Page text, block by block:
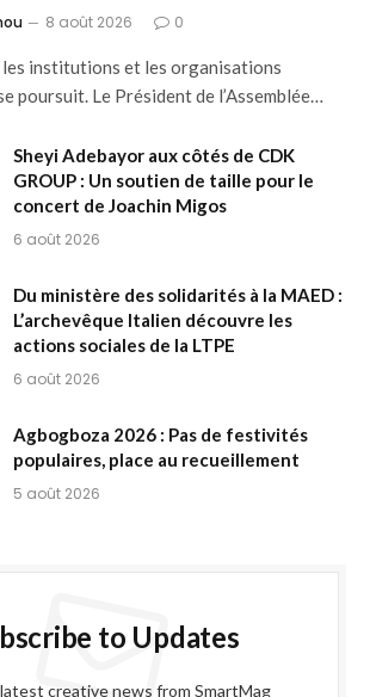
8 août 2026 0
institutions et les organisations
poursuit. Le Président de l’Assemblée…
Sheyi Adebayor aux côtés de CDK
GROUP : Un soutien de taille pour le
concert de Joachin Migos
6 août 2026
Du ministère des solidarités à la MAED :
L’archevêque Italien découvre les
actions sociales de la LTPE
6 août 2026
Agbogboza 2026 : Pas de festivités
populaires, place au recueillement
5 août 2026
to Updates
creative news from SmartMag